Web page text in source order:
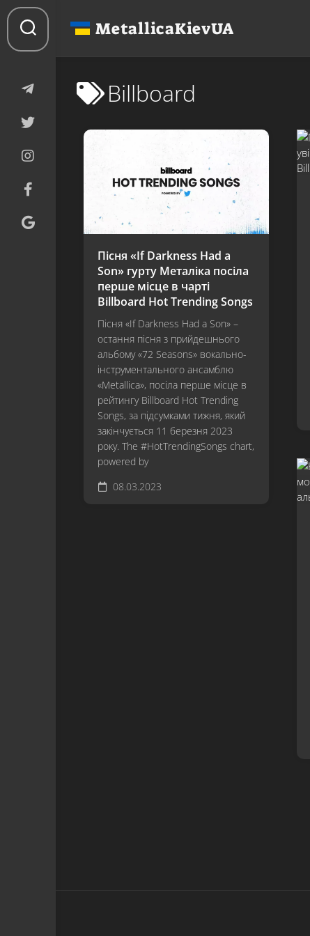
Перейти
до
вмісту
MetallicaKievUA
Billboard
Пісня «If Darkness Had a
Son» гурту Металіка посіла
перше місце в чарті
Billboard Hot Trending Songs
Пісня «If Darkness Had a Son» –
остання пісня з прийдешнього
альбому «72 Seasons» вокально-
інструментального ансамблю
«Metallica», посіла перше місце в
рейтингу Billboard Hot Trending
Songs, за підсумками тижня, який
закінчується 11 березня 2023
року. The #HotTrendingSongs chart,
powered by
08.03.2023